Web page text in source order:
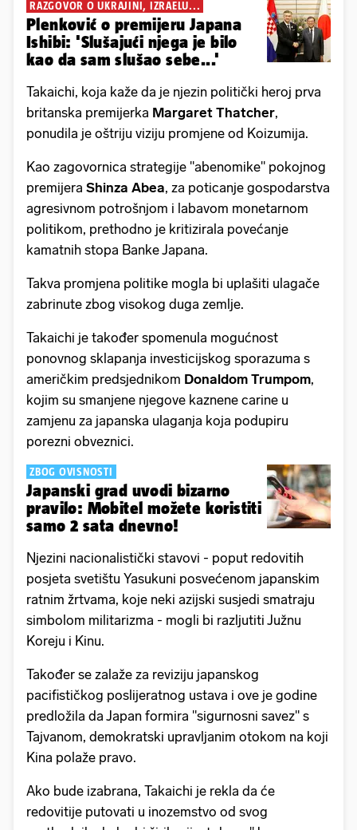
RAZGOVOR O UKRAJINI, IZRAELU...
Plenković o premijeru Japana
Ishibi: 'Slušajući njega je bilo
kao da sam slušao sebe...'
Takaichi, koja kaže da je njezin politički heroj prva
britanska premijerka Margaret Thatcher,
ponudila je oštriju viziju promjene od Koizumija.
Kao zagovornica strategije "abenomike" pokojnog
premijera Shinza Abea, za poticanje gospodarstva
agresivnom potrošnjom i labavom monetarnom
politikom, prethodno je kritizirala povećanje
kamatnih stopa Banke Japana.
Takva promjena politike mogla bi uplašiti ulagače
zabrinute zbog visokog duga zemlje.
Takaichi je također spomenula mogućnost
ponovnog sklapanja investicijskog sporazuma s
američkim predsjednikom Donaldom Trumpom,
kojim su smanjene njegove kaznene carine u
zamjenu za japanska ulaganja koja podupiru
porezni obveznici.
ZBOG OVISNOSTI
Japanski grad uvodi bizarno
pravilo: Mobitel možete koristiti
samo 2 sata dnevno!
Njezini nacionalistički stavovi - poput redovitih
posjeta svetištu Yasukuni posvećenom japanskim
ratnim žrtvama, koje neki azijski susjedi smatraju
simbolom militarizma - mogli bi razljutiti Južnu
Koreju i Kinu.
Također se zalaže za reviziju japanskog
pacifističkog poslijeratnog ustava i ove je godine
predložila da Japan formira "sigurnosni savez" s
Tajvanom, demokratski upravljanim otokom na koji
Kina polaže pravo.
Ako bude izabrana, Takaichi je rekla da će
redovitije putovati u inozemstvo od svog